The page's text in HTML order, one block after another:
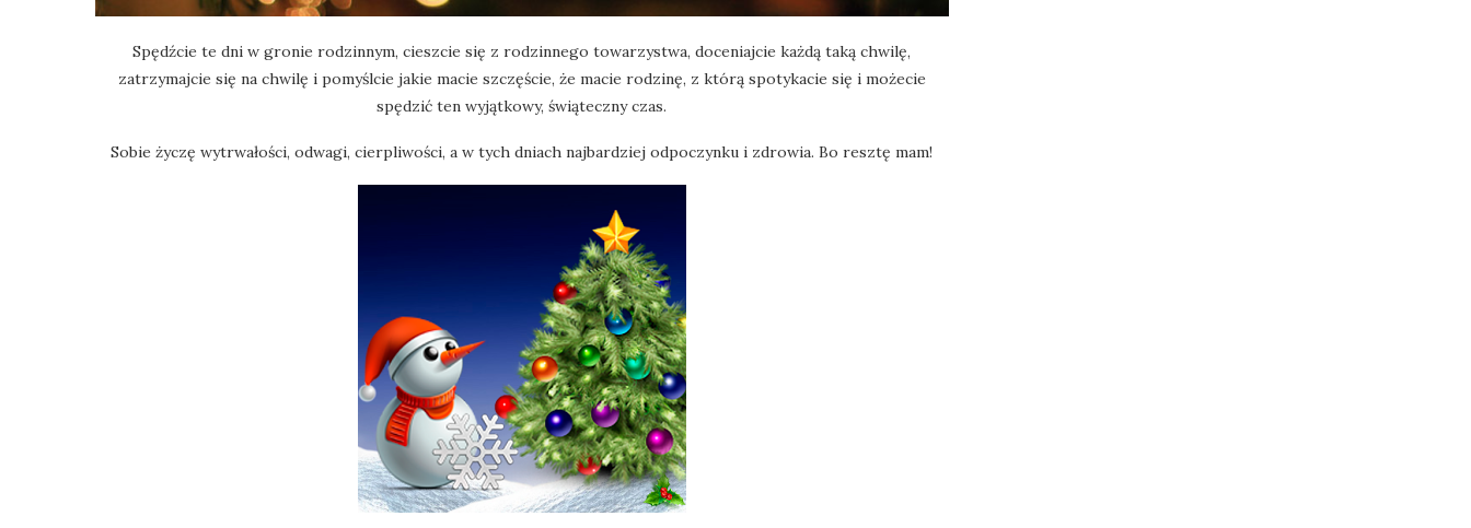
Spędźcie te dni w gronie rodzinnym, cieszcie się z rodzinnego towarzystwa, doceniajcie każdą taką chwilę,
zatrzymajcie się na chwilę i pomyślcie jakie macie szczęście, że macie rodzinę, z którą spotykacie się i możecie
spędzić ten wyjątkowy, świąteczny czas.
Sobie życzę wytrwałości, odwagi, cierpliwości, a w tych dniach najbardziej odpoczynku i zdrowia. Bo resztę mam!